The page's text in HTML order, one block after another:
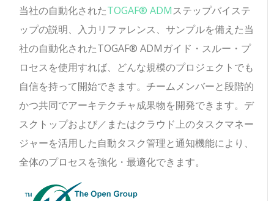
当社の自動化されたTOGAF® ADMステップバイステ
ップの説明、入力リファレンス、サンプルを備えた当
社の自動化されたTOGAF® ADMガイド・スルー・プ
ロセスを使用すれば、どんな規模のプロジェクトでも
自信を持って開始できます。チームメンバーと段階的
かつ共同でアーキテクチャ成果物を開発できます。デ
スクトップおよび／またはクラウド上のタスクマネー
ジャーを活用した自動タスク管理と通知機能により、
全体のプロセスを強化・最適化できます。